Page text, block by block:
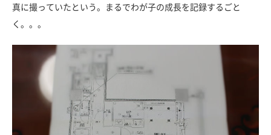
真に撮っていたという。まるでわが子の成長を記録するごと
く。。。